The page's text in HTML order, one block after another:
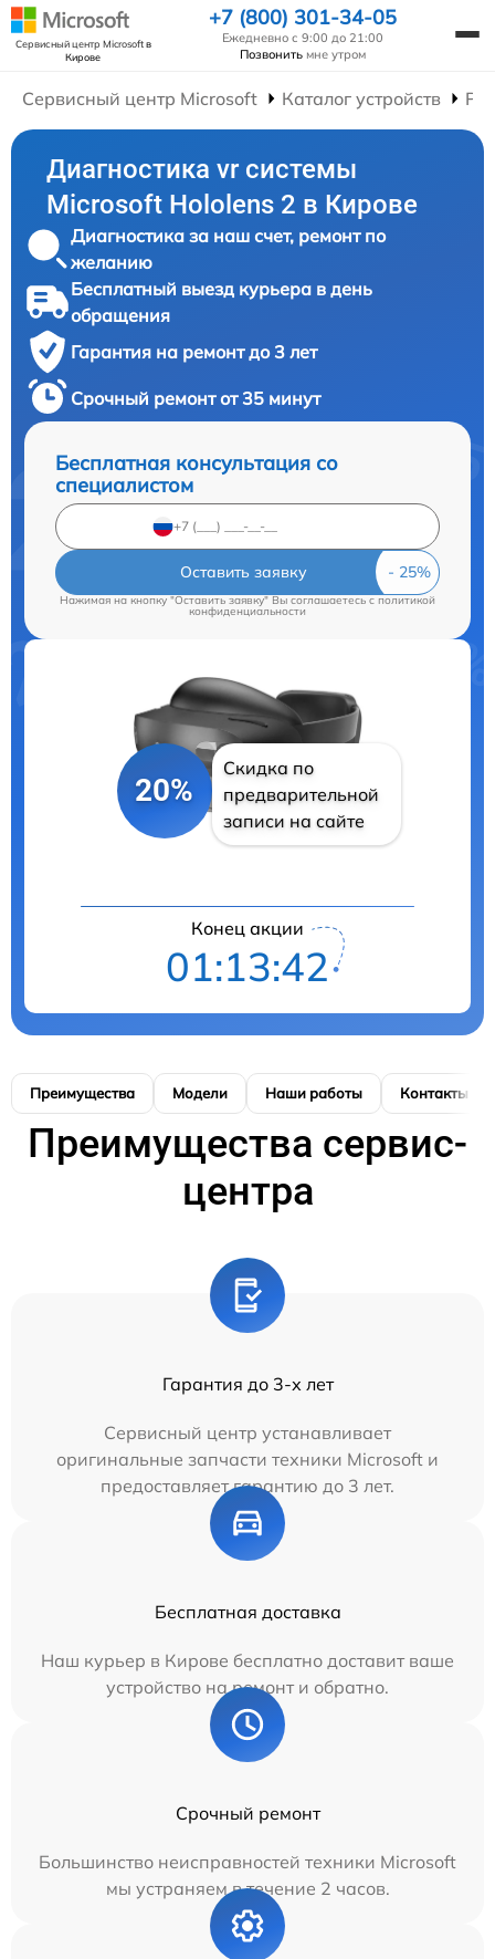
Сервисный центр Microsoftв
Кирове
+7 (800) 301-34-05
Ежедневно с 9:00 до 21:00
Позвонить мне утром
Сервисный центр Microsoft Каталог устройств
Диагностика vr системы
Microsoft Hololens 2 в Кирове
Диагностика за наш счет, ремонт по
желанию
Бесплатный выезд курьера в день
обращения
Гарантия на ремонт до 3 лет
Срочный ремонт от 35 минут
Бесплатная консультация со
специалистом
Оставить заявку
Нажимая на кнопку "Оставить заявку" Вы соглашаетесь cполитикой
конфиденциальности
20%
Скидка по
предварительной
записи на сайте
Конец акции
01:13:42
Преимущества Модели Наши работы Контакты
Преимущества сервис-
центра
Гарантия до 3-х лет
Сервисный центр устанавливает
оригинальные запчасти техники Microsoft и
предоставляет гарантию до 3 лет.
Бесплатная доставка
Наш курьер в Кирове бесплатно доставит ваше
устройство на ремонт и обратно.
Срочный ремонт
Большинство неисправностей техники Microsoft
мы устраняем в течение 2 часов.